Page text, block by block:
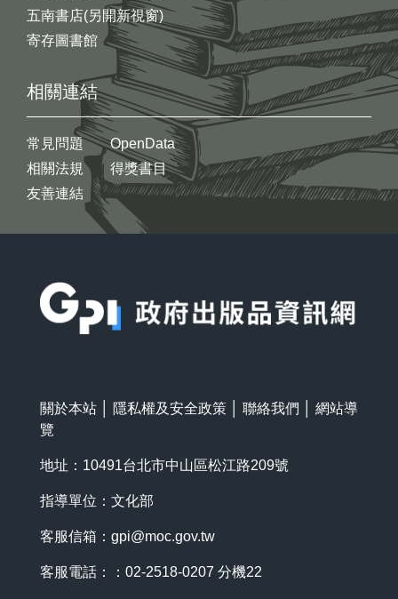
五南書店(另開新視窗)
寄存圖書館
相關連結
常見問題
相關法規
友善連結
OpenData
得獎書目
關於本站 隱私權及安全政策 聯絡我們
網站導
覽
地址：10491台北市中山區松江路209號
指導單位：文化部
客服信箱： gpi@moc.gov.tw
客服電話：：02-2518-0207 分機22